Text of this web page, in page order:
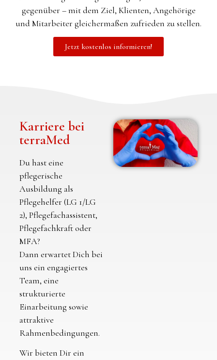
gegenüber – mit dem Ziel, Klienten, Angehörige
und Mitarbeiter gleichermaßen zufrieden zu stellen.
Jetzt kostenlos informieren!
Karriere bei
terraMed
Du hast eine
pflegerische
Ausbildung als
Pflegehelfer (LG 1/LG
2), Pflegefachassistent,
Pflegefachkraft oder
MFA?
Dann erwartet Dich bei
uns ein engagiertes
Team, eine
strukturierte
Einarbeitung sowie
attraktive
Rahmenbedingungen.
Wir bieten Dir ein